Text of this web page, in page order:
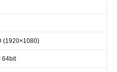
(1920×1080)
64bit